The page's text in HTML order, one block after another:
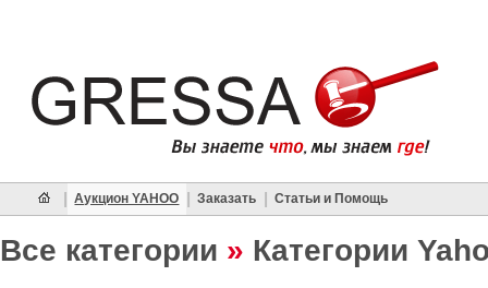
Аукцион YAHOO Заказать Статьи и Помощь
Все категории » Категории